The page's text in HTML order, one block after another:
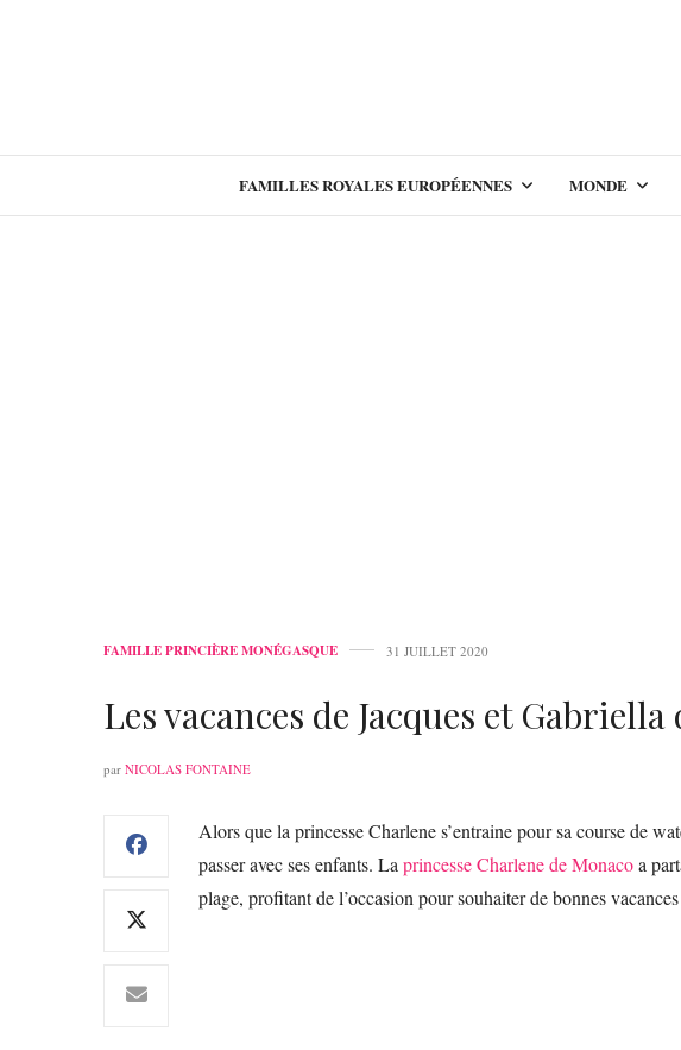
FAMILLES ROYALES EUROPÉENNES MONDE
FAMILLE PRINCIÈRE MONÉGASQUE 31 JUILLET 2020
Les vacances de Jacques et
par NICOLAS FONTAINE
Alors que la princesse Charlene s’entraine pour sa course de
passer avec ses enfants. La princesse Charlene de Monacoa
plage, profitant de l’occasion pour souhaiter de bonnes